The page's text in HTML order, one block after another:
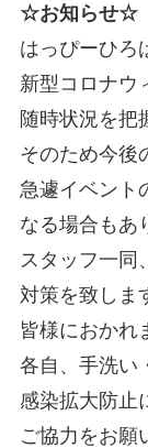
☆お知らせ☆
はっぴーひろ
新型コロナウ
随時状況を把
そのため今後
急遽イベント
なる場合もあ
スタッフ一同
対策を致しま
皆様におかれ
各自、手洗い
感染拡大防止
ご協力をお願